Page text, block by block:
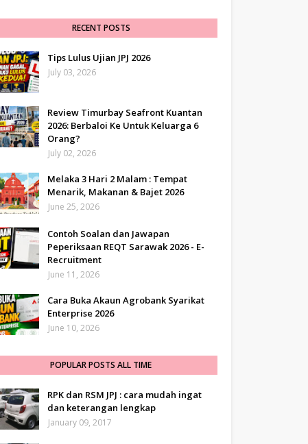
RECENT POSTS
Tips Lulus Ujian JPJ 2026
July 03, 2026
Review Timurbay Seafront Kuantan
2026: Berbaloi Ke Untuk Keluarga 6
Orang?
July 02, 2026
Melaka 3 Hari 2 Malam : Tempat
Menarik, Makanan & Bajet 2026
June 25, 2026
Contoh Soalan dan Jawapan
Peperiksaan REQT Sarawak 2026 - E-
Recruitment
June 11, 2026
Cara Buka Akaun Agrobank Syarikat
Enterprise 2026
June 10, 2026
POPULAR POSTS ALL TIME
RPK dan RSM JPJ : cara mudah ingat
dan keterangan lengkap
January 09, 2017